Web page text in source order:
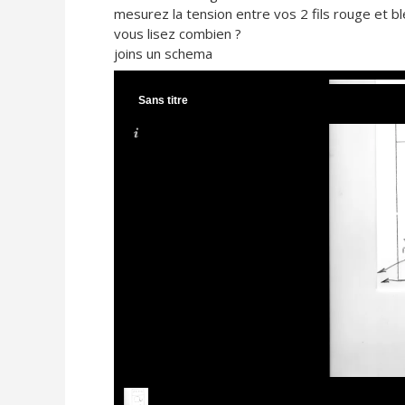
mesurez la tension entre vos 2 fils rouge et
vous lisez combien ?
joins un schema
Sans titre